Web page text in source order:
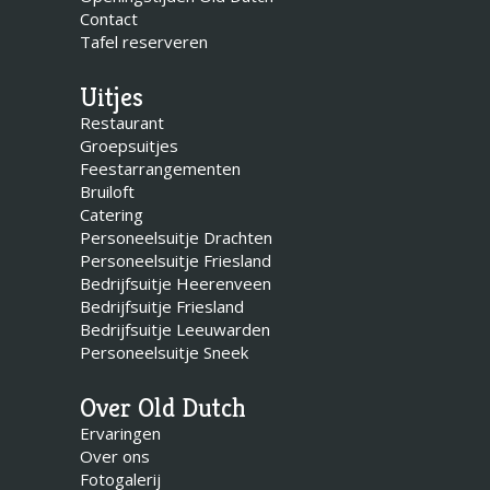
Contact
Tafel reserveren
Uitjes
Restaurant
Groepsuitjes
Feestarrangementen
Bruiloft
Catering
Personeelsuitje Drachten
Personeelsuitje Friesland
Bedrijfsuitje Heerenveen
Bedrijfsuitje Friesland
Bedrijfsuitje Leeuwarden
Personeelsuitje Sneek
Over Old Dutch
Ervaringen
Over ons
Fotogalerij